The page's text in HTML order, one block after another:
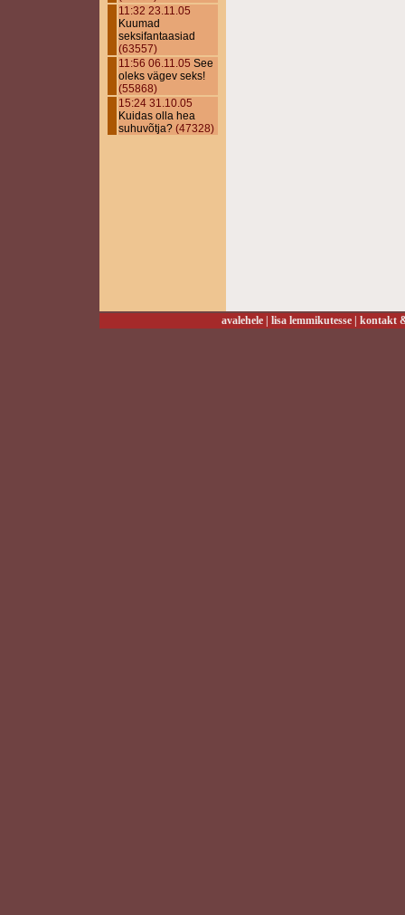
11:32 23.11.05
Kuumad
seksifantaasiad
(63557)
11:56 06.11.05 See
oleks vägev seks!
(55868)
15:24 31.10.05
Kuidas olla hea
suhuvõtja? (47328)
avalehele| lisa lemmikutesse| kontakt